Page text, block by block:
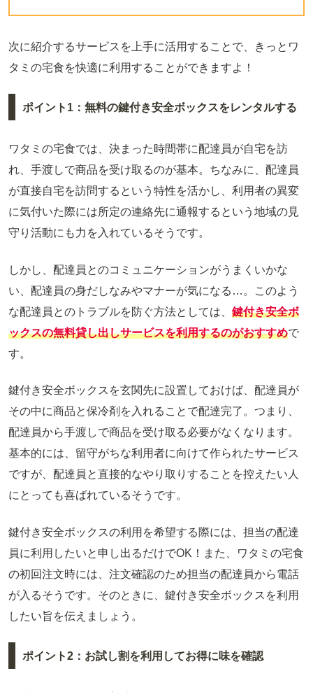
次に紹介するサービスを上手に活用することで、きっとワ
タミの宅食を快適に利用することができますよ！
ポイント1：無料の鍵付き安全ボックスをレンタルする
ワタミの宅食では、決まった時間帯に配達員が自宅を訪
れ、手渡しで商品を受け取るのが基本。ちなみに、配達員
が直接自宅を訪問するという特性を活かし、利用者の異変
に気付いた際には所定の連絡先に通報するという地域の見
守り活動にも力を入れているそうです。
しかし、配達員とのコミュニケーションがうまくいかな
い、配達員の身だしなみやマナーが気になる…。このよう
な配達員とのトラブルを防ぐ方法としては、 鍵付き安全ボ
ックスの無料貸し出しサービスを利用するのがおすすめで
す。
鍵付き安全ボックスを玄関先に設置しておけば、配達員が
その中に商品と保冷剤を入れることで配達完了。つまり、
配達員から手渡しで商品を受け取る必要がなくなります。
基本的には、留守がちな利用者に向けて作られたサービス
ですが、配達員と直接的なやり取りすることを控えたい人
にとっても喜ばれているそうです。
鍵付き安全ボックスの利用を希望する際には、担当の配達
員に利用したいと申し出るだけでOK！また、ワタミの宅食
の初回注文時には、注文確認のため担当の配達員から電話
が入るそうです。そのときに、鍵付き安全ボックスを利用
したい旨を伝えましょう。
ポイント2：お試し割を利用してお得に味を確認